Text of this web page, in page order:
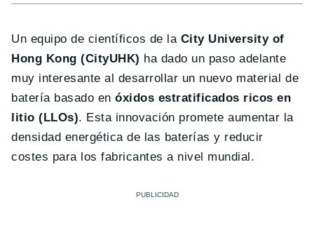
Un equipo de científicos de la City University of
Hong Kong (CityUHK) ha dado un paso adelante
muy interesante al desarrollar un nuevo material de
batería basado enóxidos estratificados ricos en
litio (LLOs). Esta innovación promete aumentar la
densidad energética de las baterías y reducir
costes para los fabricantes a nivel mundial.